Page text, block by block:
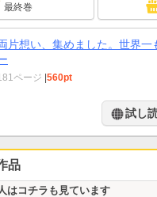
最終巻
片想い、集めました。世界一
ページ |560pt
試し
品
はコチラも見ています